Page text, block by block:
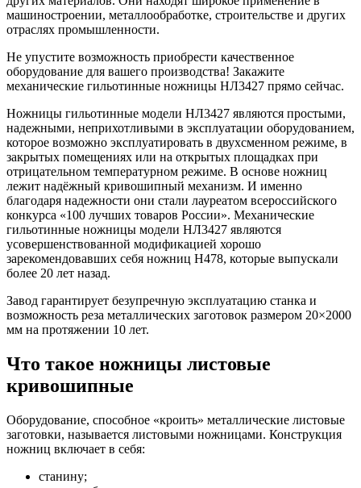
машиностроении, металлообработке, строительстве и других
отраслях промышленности.
Не упустите возможность приобрести качественное
оборудование для вашего производства! Закажите
механические гильотинные ножницы НЛ3427 прямо сейчас.
Ножницы гильотинные модели НЛ3427 являются простыми,
надежными, неприхотливыми в эксплуатации оборудованием,
которое возможно эксплуатировать в двухсменном режиме, в
закрытых помещениях или на открытых площадках при
отрицательном температурном режиме. В основе ножниц
лежит надёжный кривошипный механизм. И именно
благодаря надежности они стали лауреатом всероссийского
конкурса «100 лучших товаров России». Механические
гильотинные ножницы модели НЛ3427 являются
усовершенствованной модификацией хорошо
зарекомендовавших себя ножниц Н478, которые выпускали
более 20 лет назад.
Завод гарантирует безупречную эксплуатацию станка и
возможность реза металлических заготовок размером 20×2000
мм на протяжении 10 лет.
Что такое ножницы листовые
кривошипные
Оборудование, способное «кроить» металлические листовые
заготовки, называется листовыми ножницами. Конструкция
ножниц включает в себя:
станину;